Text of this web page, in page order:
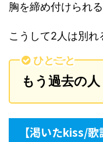
胸を締め付けられる
こうして2人は別れ
ひとこと
もう過去の人
【渇いたkiss/